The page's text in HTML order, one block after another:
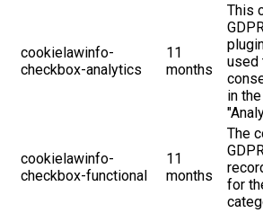
cookielawinfo-
checkbox-analytics
11
months
This
used
in
cookielawinfo-
checkbox-functional
11
months
The
for